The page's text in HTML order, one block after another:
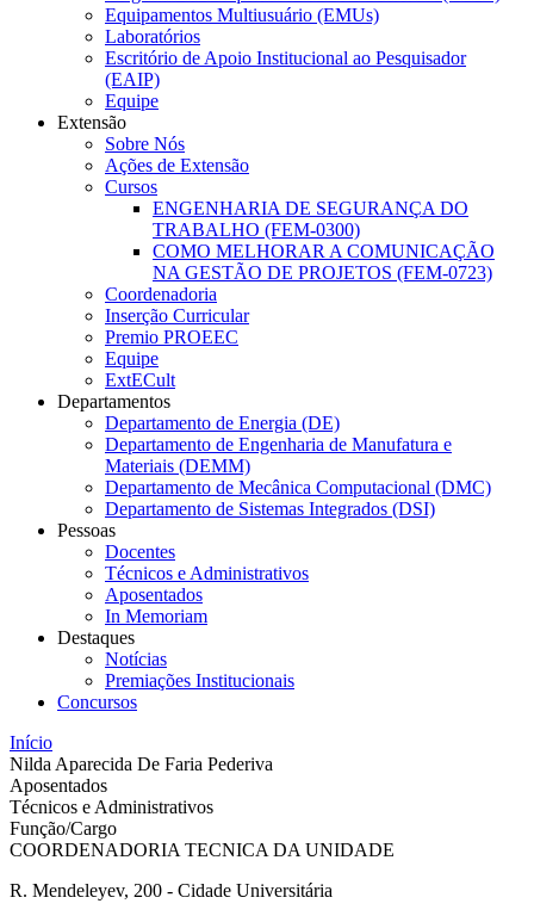
Equipamentos Multiusuário (EMUs)
Laboratórios
Escritório de Apoio Institucional ao Pesquisador
(EAIP)
Equipe
Extensão
Sobre Nós
Ações de Extensão
Cursos
ENGENHARIA DE SEGURANÇA DO
TRABALHO (FEM-0300)
COMO MELHORAR A COMUNICAÇÃO
NA GESTÃO DE PROJETOS (FEM-0723)
Coordenadoria
Inserção Curricular
Premio PROEEC
Equipe
ExtECult
Departamentos
Departamento de Energia (DE)
Departamento de Engenharia de Manufatura e
Materiais (DEMM)
Departamento de Mecânica Computacional (DMC)
Departamento de Sistemas Integrados (DSI)
Pessoas
Docentes
Técnicos e Administrativos
Aposentados
In Memoriam
Destaques
Notícias
Premiações Institucionais
Concursos
Início
Nilda Aparecida De Faria Pederiva
Aposentados
Técnicos e Administrativos
Função/Cargo
COORDENADORIA TECNICA DA UNIDADE
R. Mendeleyev, 200 - Cidade Universitária